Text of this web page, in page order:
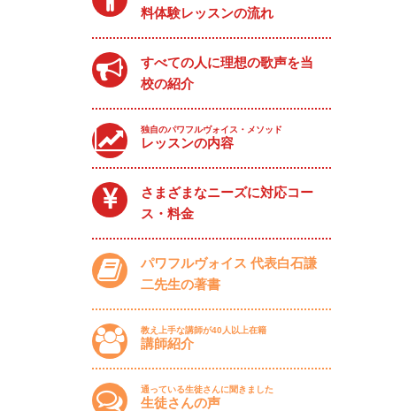
料体験レッスンの流れ
すべての人に理想の歌声を当
校の紹介
独自のパワフルヴォイス・メソッド
レッスンの内容
さまざまなニーズに対応コー
ス・料金
パワフルヴォイス 代表白石謙
二先生の著書
教え上手な講師が40人以上在籍
講師紹介
通っている生徒さんに聞きました
生徒さんの声